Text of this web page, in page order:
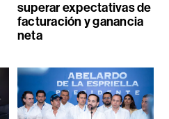
superar expectativas de
facturación y ganancia
neta